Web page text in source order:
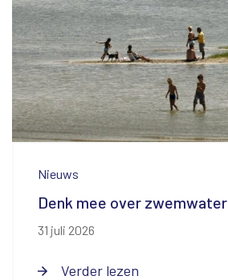
Nieuws
Denk mee over zwemwater
31 juli 2026
Verder lezen